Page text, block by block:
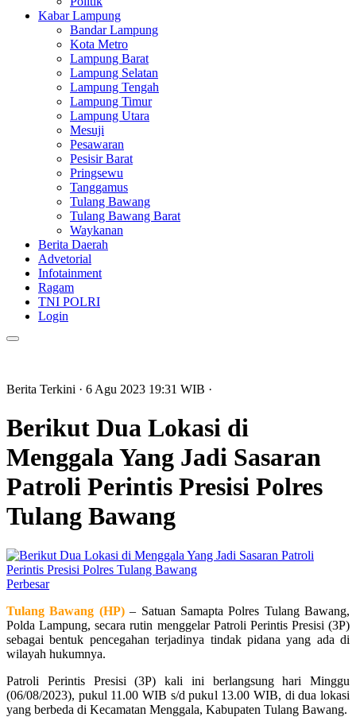
Kabar Lampung
Bandar Lampung
Kota Metro
Lampung Barat
Lampung Selatan
Lampung Tengah
Lampung Timur
Lampung Utara
Mesuji
Pesawaran
Pesisir Barat
Pringsewu
Tanggamus
Tulang Bawang
Tulang Bawang Barat
Waykanan
Berita Daerah
Advetorial
Infotainment
Ragam
TNI POLRI
Login
Berita Terkini · 6 Agu 2023 19:31 WIB ·
Berikut Dua Lokasi di
Menggala Yang Jadi Sasaran
Patroli Perintis Presisi Polres
Tulang Bawang
Perbesar
Tulang Bawang (HP)– Satuan Samapta Polres Tulang Bawang,
Polda Lampung, secara rutin menggelar Patroli Perintis Presisi (3P)
sebagai bentuk pencegahan terjadinya tindak pidana yang ada di
wilayah hukumnya.
Patroli Perintis Presisi (3P) kali ini berlangsung hari Minggu
(06/08/2023), pukul 11.00 WIB s/d pukul 13.00 WIB, di dua lokasi
yang berbeda di Kecamatan Menggala, Kabupaten Tulang Bawang.